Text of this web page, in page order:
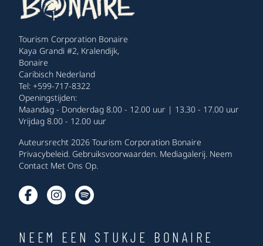
Tourism Corporation Bonaire
Kaya Grandi #2, Kralendijk,
Bonaire
Caribisch Nederland
Tel: +599-717-8322
Openingstijden:
Maandag - Donderdag 8.00 - 12.00 uur | 13.30 - 17.00 uur
Vrijdag 8.00 - 12.00 uur
Auteursrecht 2026 Tourism Corporation Bonaire
Privacybeleid. Gebruiksvoorwaarden. Mediagalerij. Neem
Contact Met Ons Op.
NEEM EEN STUKJE BONAIRE